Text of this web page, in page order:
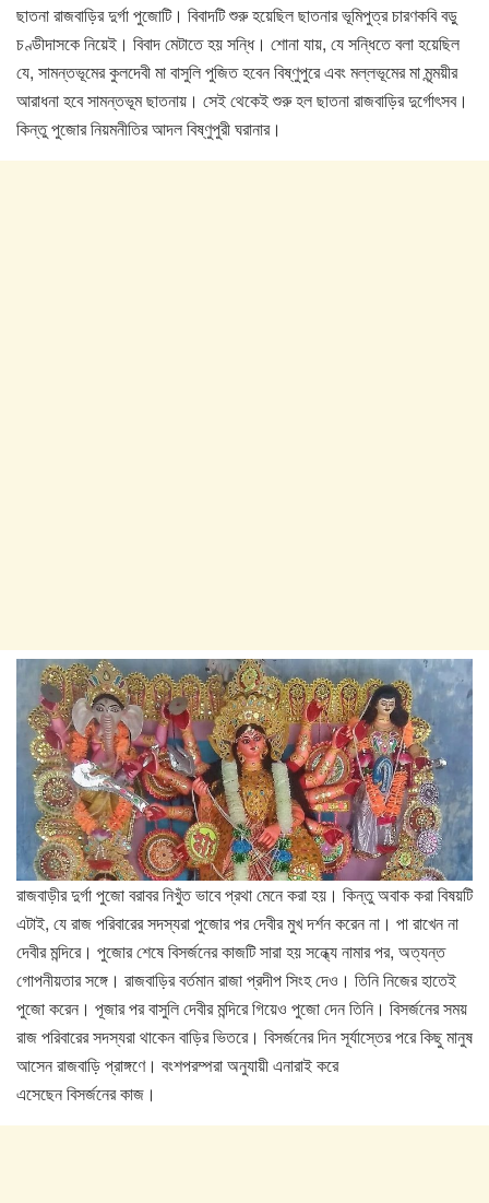
ছাতনা রাজবাড়ির দুর্গা পুজোটি। বিবাদটি শুরু হয়েছিল ছাতনার ভূমিপুত্র চারণকবি বড়ু
চণ্ডীদাসকে নিয়েই। বিবাদ মেটাতে হয় সন্ধি। শোনা যায়, যে সন্ধিতে বলা হয়েছিল
যে, সামন্তভূমের কুলদেবী মা বাসুলি পুজিত হবেন বিষ্ণুপুরে এবং মল্লভূমের মা মৃন্ময়ীর
আরাধনা হবে সামন্তভূম ছাতনায়। সেই থেকেই শুরু হল ছাতনা রাজবাড়ির দুর্গোৎসব।
কিন্তু পুজোর নিয়মনীতির আদল বিষ্ণুপুরী ঘরানার।
রাজবাড়ীর দুর্গা পুজো বরাবর নিখুঁত ভাবে প্রথা মেনে করা হয়। কিন্তু অবাক করা বিষয়টি
এটাই, যে রাজ পরিবারের সদস্যরা পুজোর পর দেবীর মুখ দর্শন করেন না। পা রাখেন না
দেবীর মন্দিরে। পুজোর শেষে বিসর্জনের কাজটি সারা হয় সন্ধ্যে নামার পর, অত্যন্ত
গোপনীয়তার সঙ্গে। রাজবাড়ির বর্তমান রাজা প্রদীপ সিংহ দেও। তিনি নিজের হাতেই
পুজো করেন। পূজার পর বাসুলি দেবীর মন্দিরে গিয়েও পুজো দেন তিনি। বিসর্জনের সময়
রাজ পরিবারের সদস্যরা থাকেন বাড়ির ভিতরে। বিসর্জনের দিন সূর্যাস্তের পরে কিছু মানুষ
আসেন রাজবাড়ি প্রাঙ্গণে। বংশপরম্পরা অনুযায়ী এনারাই করে
এসেছেন বিসর্জনের কাজ।